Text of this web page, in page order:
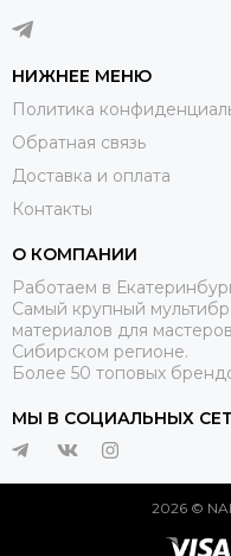
НИЖНЕЕ МЕНЮ
Политика
Обратная связь
Доставка и оплата
Контакты
О КОМПАНИИ
Работаем в
Самый крупный
материалов для
Сибирском регионе.
Более 50 топовых
МЫ В СОЦИАЛЬНЫХ
2026 ©